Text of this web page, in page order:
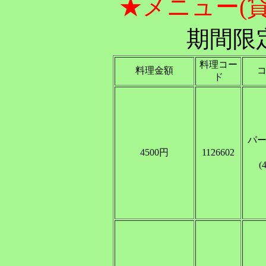
★メニュー(
期間限
料理金額
料理コー
ド
4500円 1126602
パ